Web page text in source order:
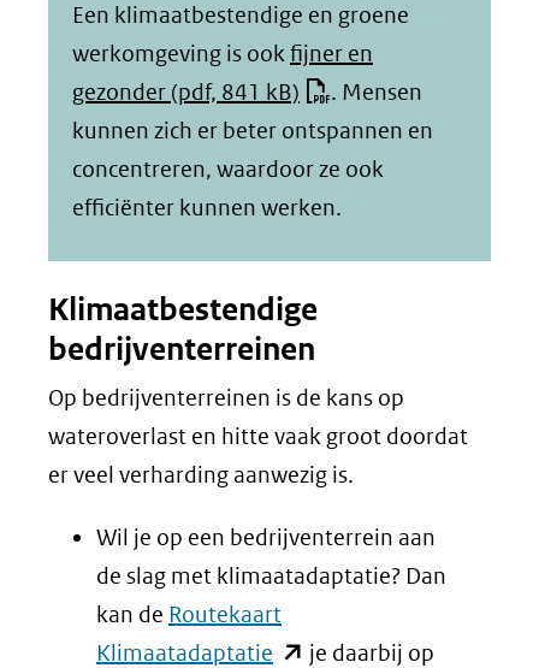
Een klimaatbestendige en groene
werkomgeving is ookfijner en
gezonder (pdf, 841 kB)
. Mensen
kunnen zich er beter ontspannen en
concentreren, waardoor ze ook
efficiënter kunnen werken.
Klimaatbestendige
bedrijventerreinen
Op bedrijventerreinen is de kans op
wateroverlast en hitte vaak groot doordat
er veel verharding aanwezig is.
Wil je op een bedrijventerrein aan
de slag met klimaatadaptatie? Dan
kan de Routekaart
Klimaatadaptatie (opentje daarbij op